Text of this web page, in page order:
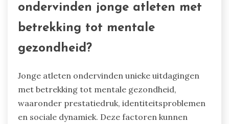
ondervinden jonge atleten met
betrekking tot mentale
gezondheid?
Jonge atleten ondervinden unieke uitdagingen
met betrekking tot mentale gezondheid,
waaronder prestatiedruk, identiteitsproblemen
en sociale dynamiek. Deze factoren kunnen